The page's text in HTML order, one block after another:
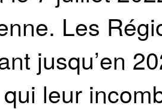
Les
jusqu’en
leur